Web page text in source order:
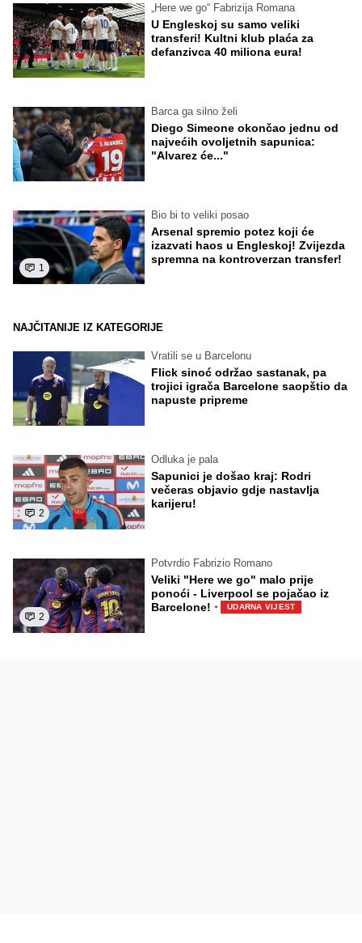
„Here we go“ Fabrizija Romana
U Engleskoj su samo veliki
transferi! Kultni klub plaća za
defanzivca 40 miliona eura!
Barca ga silno želi
Diego Simeone okončao jednu od
najvećih ovoljetnih sapunica:
"Alvarez će..."
1
Bio bi to veliki posao
Arsenal spremio potez koji će
izazvati haos u Engleskoj! Zvijezda
spremna na kontroverzan transfer!
NAJČITANIJE IZ KATEGORIJE
Vratili se u Barcelonu
Flick sinoć održao sastanak, pa
trojici igrača Barcelone saopštio da
napuste pripreme
2
Odluka je pala
Sapunici je došao kraj: Rodri
večeras objavio gdje nastavlja
karijeru!
2
Potvrdio Fabrizio Romano
Veliki "Here we go" malo prije
ponoći - Liverpool se pojačao iz
Barcelone! · UDARNA VIJEST